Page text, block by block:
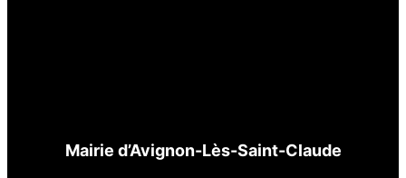
Mairie d’Avignon-Lès-Saint-Claude